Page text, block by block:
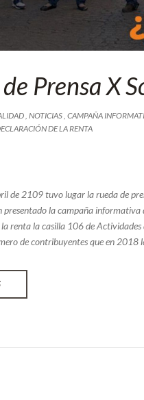
Prensa X
,NOTICIAS,CAMPAÑA
DE LA RENTA
de 2109 tuvo lugar la rueda de
presentado la campaña informativa
la rentala casilla 106 de Actividades
de contribuyentes que en 2018